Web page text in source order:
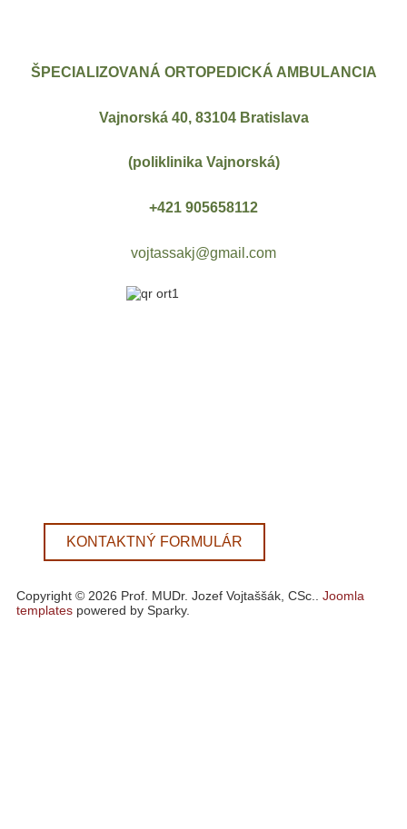
ŠPECIALIZOVANÁ ORTOPEDICKÁ AMBULANCIA
Vajnorská 40, 83104 Bratislava
(poliklinika Vajnorská)
+421 905658112
vojtassakj@gmail.com
KONTAKTNÝ FORMULÁR
Copyright © 2026 Prof. MUDr. Jozef Vojtaššák, CSc.. Joomla
templates powered by Sparky.